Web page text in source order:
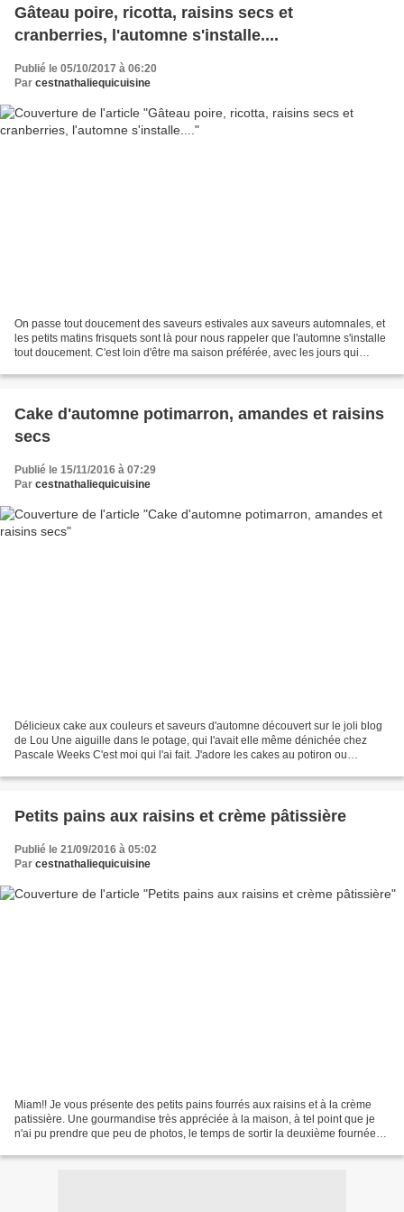
Gâteau poire, ricotta, raisins secs et
cranberries, l'automne s'installe....
Publié le 05/10/2017 à 06:20
Par cestnathaliequicuisine
On passe tout doucement des saveurs estivales aux saveurs automnales, et
les petits matins frisquets sont là pour nous rappeler que l'automne s'installe
tout doucement. C'est loin d'être ma saison préférée, avec les jours qui
Cake d'automne potimarron, amandes et raisins
secs
Publié le 15/11/2016 à 07:29
Par cestnathaliequicuisine
Délicieux cake aux couleurs et saveurs d'automne découvert sur le joli blog
de Lou Une aiguille dans le potage, qui l'avait elle même dénichée chez
Pascale Weeks C'est moi qui l'ai fait. J'adore les cakes au potiron ou
Petits pains aux raisins et crème pâtissière
Publié le 21/09/2016 à 05:02
Par cestnathaliequicuisine
Miam!! Je vous présente des petits pains fourrés aux raisins et à la crème
patissière. Une gourmandise très appréciée à la maison, à tel point que je
n'ai pu prendre que peu de photos, le temps de sortir la deuxième fournée